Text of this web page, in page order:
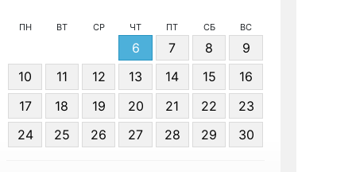
ПН ВТ СР ЧТ ПТ СБ ВС
6 7 8
9
10
11 12 13 14 15
16
17
18 19 20 21 22
23
24
25 26 27 28 29 30